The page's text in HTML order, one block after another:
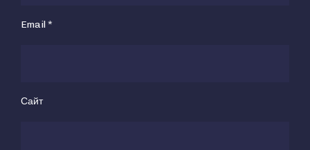
Email*
Сайт